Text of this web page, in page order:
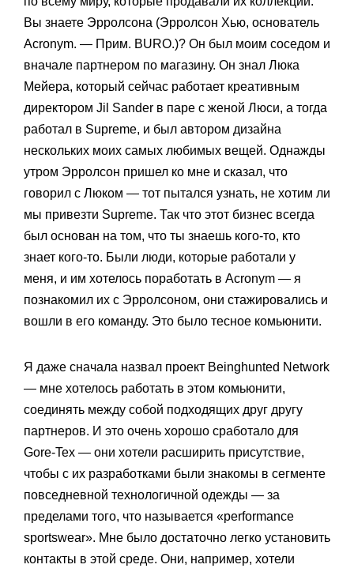
Вы знаете Эрролсона (Эрролсон Хью, основатель
Acronym. — Прим. BURO.)? Он был моим соседом и
вначале партнером по магазину. Он знал Люка
Мейера, который сейчас работает креативным
директором Jil Sander в паре с женой Люси, а тогда
работал в Supreme, и был автором дизайна
нескольких моих самых любимых вещей. Однажды
утром Эрролсон пришел ко мне и сказал, что
говорил с Люком — тот пытался узнать, не хотим ли
мы привезти Supreme. Так что этот бизнес всегда
был основан на том, что ты знаешь кого-то, кто
знает кого-то. Были люди, которые работали у
меня, и им хотелось поработать в Acronym — я
познакомил их с Эрролсоном, они стажировались и
вошли в его команду. Это было тесное комьюнити.
Я даже сначала назвал проект Beinghunted Network
— мне хотелось работать в этом комьюнити,
соединять между собой подходящих друг другу
партнеров. И это очень хорошо сработало для
Gore-Tex — они хотели расширить присутствие,
чтобы с их разработками были знакомы в сегменте
повседневной технологичной одежды — за
пределами того, что называется «performance
sportswear». Мне было достаточно легко установить
контакты в этой среде. Они, например, хотели